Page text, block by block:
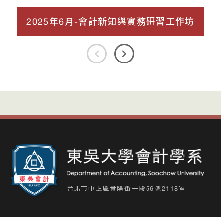
2025年6月-會計新知與實務研習工作坊
台北市中正區貴陽街一段56號2118室